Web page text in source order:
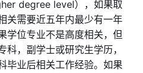
degree level），如果取
关需要近五年内最少有一年
学位专业不是高度相关，但
，副学士或研究生学历，
毕业后相关工作经验。如果